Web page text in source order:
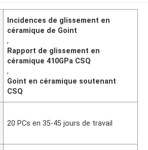
Incidences de glissement en
céramique de Goint
,
Rapport de glissement en
céramique 410GPa CSQ
,
Goint en céramique soutenant
CSQ
20 PCs en 35-45 jours de travail